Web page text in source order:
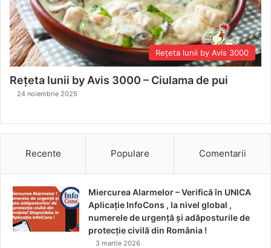
Rețeta lunii by Avis 3000
Rețeta lunii by Avis 3000 – Ciulama de pui
24 noiembrie 2025
Recente Populare Comentarii
Miercurea Alarmelor – Verifică în UNICA
Aplicație InfoCons , la nivel global ,
numerele de urgență și adăposturile de
protecție civilă din România !
3 martie 2026